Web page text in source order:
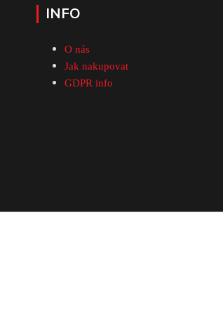
INFO
O nás
Jak nakupovat
GDPR info